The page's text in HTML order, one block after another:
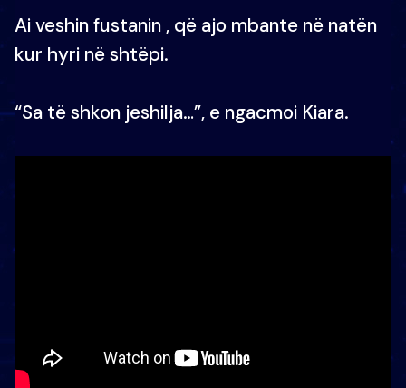
Ai veshin fustanin , që ajo mbante në natën
kur hyri në shtëpi.
“Sa të shkon jeshilja…”, e ngacmoi Kiara.